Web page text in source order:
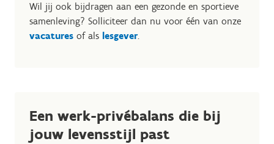
Wil jij ook bijdragen aan een gezonde en sportieve
samenleving? Solliciteer dan nu voor één van onze
vacatures of als lesgever.
Een werk-privébalans die bij
jouw levensstijl past